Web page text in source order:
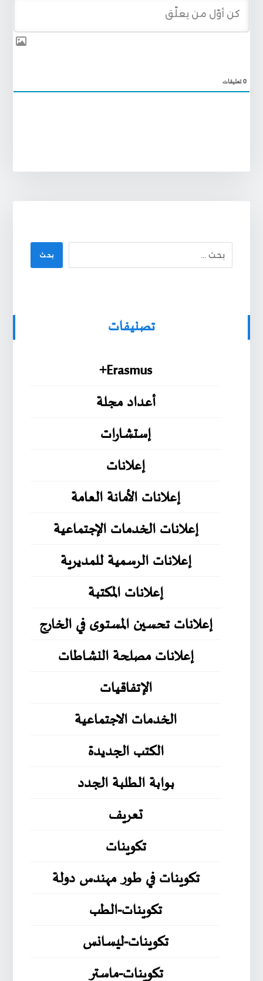
0تعليقات
بحث
تصنيفات
Erasmus+
أعداد مجلة
إستشارات
إعلانات
إعلانات الأمانة العامة
إعلانات الخدمات الإجتماعية
إعلانات الرسمية للمديرية
إعلانات المكتبة
إعلانات تحسين المستوى في الخارج
إعلانات مصلحة النشاطات
الإتفاقيات
الخدمات الاجتماعية
الكتب الجديدة
بوابة الطلبة الجدد
تعريف
تكوينات
تكوينات في طور مهندس دولة
تكوينات-الطب
تكوينات-ليسانس
تكوينات-ماستر